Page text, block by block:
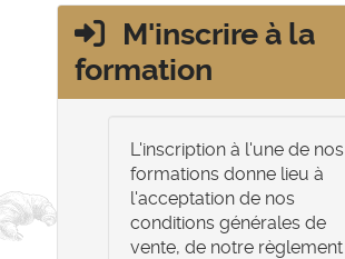
M'inscrire à la
formation
L'inscription à l'une de nos
formations donne lieu à
l'acceptation de nos
conditions générales de
vente, de notre règlement